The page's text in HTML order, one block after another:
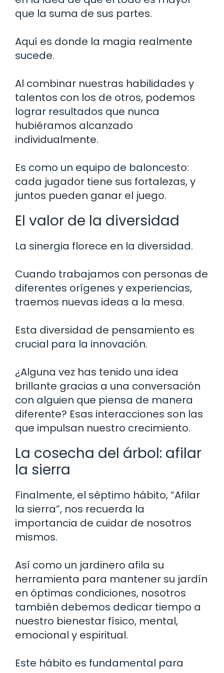
que la suma de sus partes.
Aquí es donde la magia realmente
sucede.
Al combinar nuestras habilidades y
talentos con los de otros, podemos
lograr resultados que nunca
hubiéramos alcanzado
individualmente.
Es como un equipo de baloncesto:
cada jugador tiene sus fortalezas, y
juntos pueden ganar el juego.
El valor de la diversidad
La sinergia florece en la diversidad.
Cuando trabajamos con personas de
diferentes orígenes y experiencias,
traemos nuevas ideas a la mesa.
Esta diversidad de pensamiento es
crucial para la innovación.
¿Alguna vez has tenido una idea
brillante gracias a una conversación
con alguien que piensa de manera
diferente? Esas interacciones son las
que impulsan nuestro crecimiento.
La cosecha del árbol: afilar
la sierra
Finalmente, el séptimo hábito, “Afilar
la sierra”, nos recuerda la
importancia de cuidar de nosotros
mismos.
Así como un jardinero afila su
herramienta para mantener su jardín
en óptimas condiciones, nosotros
también debemos dedicar tiempo a
nuestro bienestar físico, mental,
emocional y espiritual.
Este hábito es fundamental para